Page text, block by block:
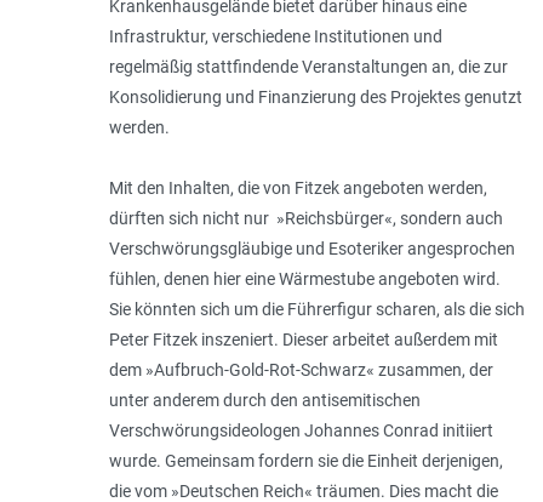
Krankenhausgelände bietet darüber hinaus eine
Infrastruktur, verschiedene Institutionen und
regelmäßig stattfindende Veranstaltungen an, die zur
Konsolidierung und Finanzierung des Projektes genutzt
werden.
Mit den Inhalten, die von Fitzek angeboten werden,
dürften sich nicht nur »Reichsbürger«, sondern auch
Verschwörungsgläubige und Esoteriker angesprochen
fühlen, denen hier eine Wärmestube angeboten wird.
Sie könnten sich um die Führerfigur scharen, als die sich
Peter Fitzek inszeniert. Dieser arbeitet außerdem mit
dem »Aufbruch-Gold-Rot-Schwarz« zu­sammen, der
unter anderem durch den antisemitischen
Verschwörungsideologen Johannes Conrad initiiert
wurde. Gemeinsam fordern sie die Einheit derjenigen,
die vom »Deutschen Reich« träumen. Dies macht die